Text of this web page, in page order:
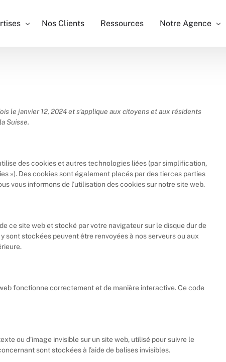
Social Ads
Création site Web
Leads
Nos Clients Ressources Notre Agence
Notre équipe
le janvier 12, 2024 et s’applique aux citoyens et aux résidents
Suisse.
des cookies et autres technologies liées (par simplification,
»). Des cookies sont également placés par des tierces parties
vous informons de l’utilisation des cookies sur notre site web.
ce site web et stocké par votre navigateur sur le disque dur de
sont stockées peuvent être renvoyées à nos serveurs ou aux
fonctionne correctement et de manière interactive. Ce code
ou d’image invisible sur un site web, utilisé pour suivre le
sont stockées à l’aide de balises invisibles.